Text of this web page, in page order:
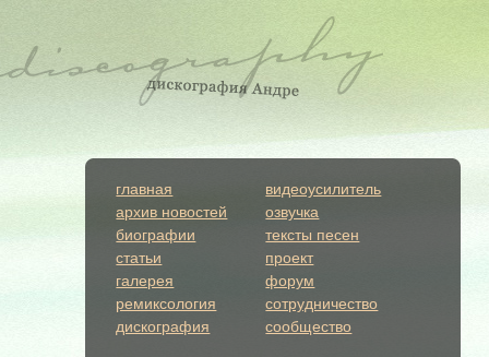
главная
архив новостей
биографии
статьи
галерея
ремиксология
дискография
видеоусилитель
озвучка
тексты песен
проект
форум
сотрудничество
сообщество